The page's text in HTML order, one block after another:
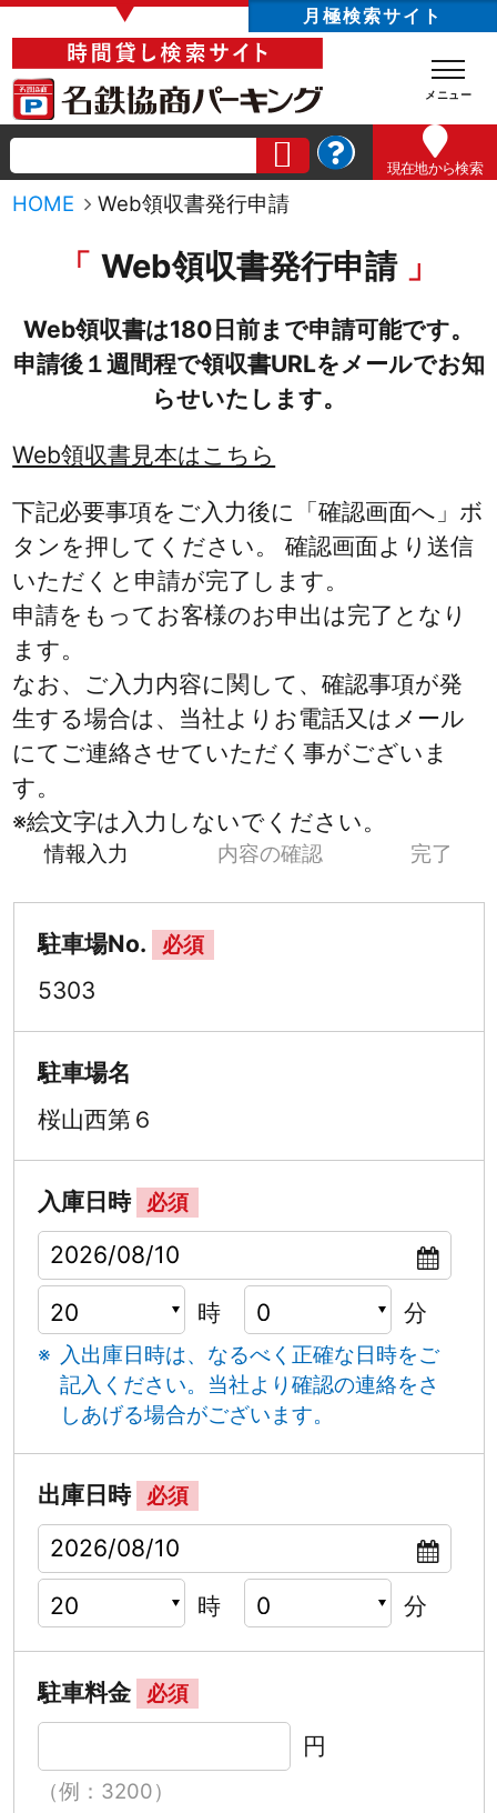
▼ 月極検索サイト
現在地から検索
HOME Web領収書発行申請
Web領収書発行申請
Web領収書は180日前まで申請可能です。
申請後１週間程で領収書URLをメールでお知
らせいたします。
Web領収書見本はこちら
下記必要事項をご入力後に「確認画面へ」ボ
タンを押してください。 確認画面より送信
いただくと申請が完了します。
申請をもってお客様のお申出は完了となり
ます。
なお、ご入力内容に関して、確認事項が発
生する場合は、当社よりお電話又はメール
にてご連絡させていただく事がございま
す。
※絵文字は入力しないでください。
情報入力 内容の確認 完了
駐車場No. 必須
5303
駐車場名
桜山西第６
入庫日時 必須
時 分
入出庫日時は、なるべく正確な日時をご
記入ください。 当社より確認の連絡をさ
しあげる場合がございます。
出庫日時 必須
時 分
駐車料金 必須
円
（例：3200）